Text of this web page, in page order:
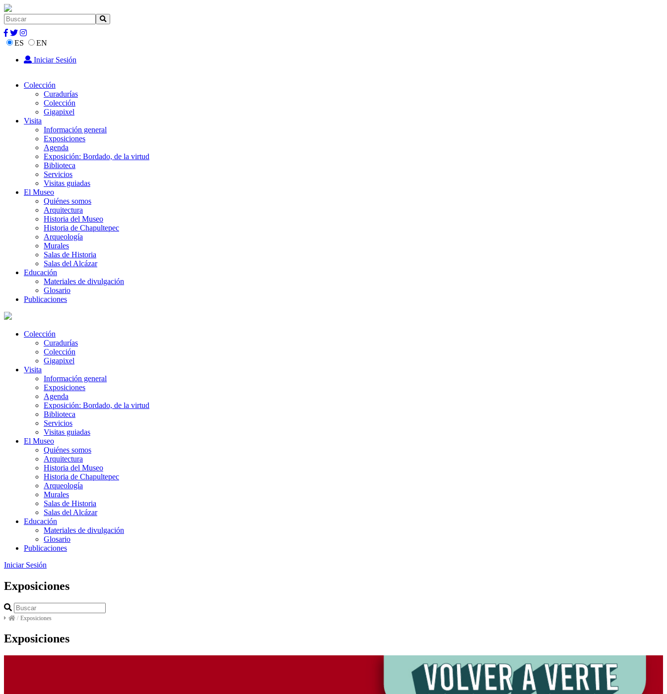
ES
EN
Iniciar Sesión
Colección
Curadurías
Colección
Gigapixel
Visita
Información general
Exposiciones
Agenda
Exposición: Bordado, de la virtud
Biblioteca
Servicios
Visitas guiadas
El Museo
Quiénes somos
Arquitectura
Historia del Museo
Historia de Chapultepec
Arqueología
Murales
Salas de Historia
Salas del Alcázar
Educación
Materiales de divulgación
Glosario
Publicaciones
Colección
Curadurías
Colección
Gigapixel
Visita
Información general
Exposiciones
Agenda
Exposición: Bordado, de la virtud
Biblioteca
Servicios
Visitas guiadas
El Museo
Quiénes somos
Arquitectura
Historia del Museo
Historia de Chapultepec
Arqueología
Murales
Salas de Historia
Salas del Alcázar
Educación
Materiales de divulgación
Glosario
Publicaciones
Iniciar Sesión
Exposiciones
/ Exposiciones
Exposiciones